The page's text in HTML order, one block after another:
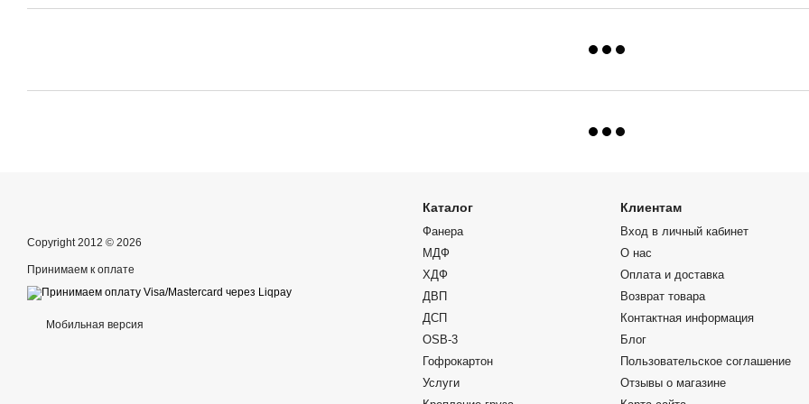
Copyright 2012 © 2026
Принимаем к оплате
Мобильная версия
Каталог
Фанера
МДФ
ХДФ
ДВП
ДСП
OSB-3
Гофрокартон
Услуги
Клиентам
Вход в личный кабинет
О нас
Оплата и доставка
Возврат товара
Контактная информация
Блог
Пользовательское соглашение
Отзывы о магазине